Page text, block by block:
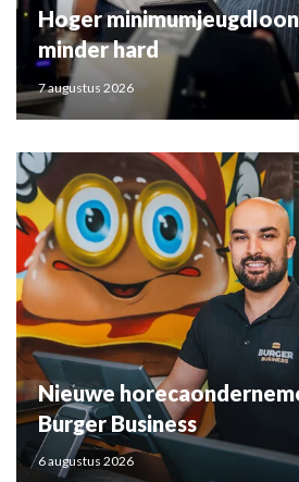
Hoger
minder hard
7 augustus 2026
Nieuwe
Burger Business
6 augustus 2026